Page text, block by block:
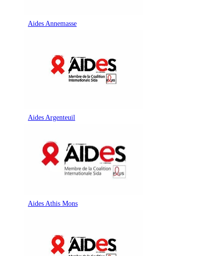
Aides Annemasse
Aides Argenteuil
Aides Athis Mons